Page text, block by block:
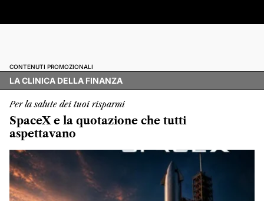
CONTENUTI PROMOZIONALI
LA CLINICA DELLA FINANZA
Per la salute dei tuoi risparmi
SpaceX e la quotazione che tutti
aspettavano